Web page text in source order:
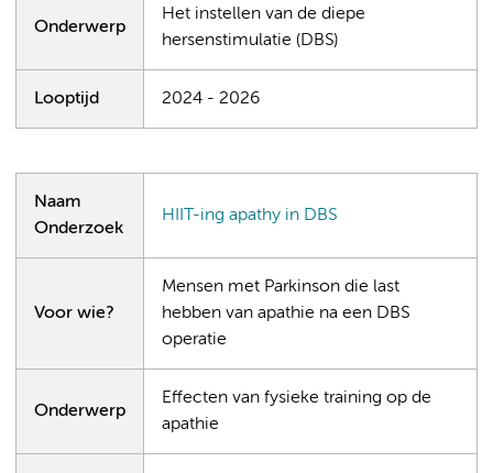
Onderwerp
Het instellen van de diepe
hersenstimulatie (DBS)
Looptijd 2024 - 2026
Naam
Onderzoek
HIIT-ing apathy in DBS
Voor wie?
Mensen met Parkinson die last
hebben van apathie na een DBS
operatie
Onderwerp
Effecten van fysieke training op de
apathie